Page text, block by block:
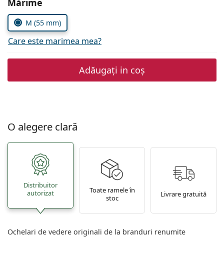
Persol
Prada
Toate mărcile
Alegeți parametrii
M (55 mm)
Care este marimea mea?
Adăugați in coș
O alegere clară
Distribuitor
autorizat
Toate ramele în
stoc
Livrare gratuită
Ochelari de vedere originali de la branduri renumite